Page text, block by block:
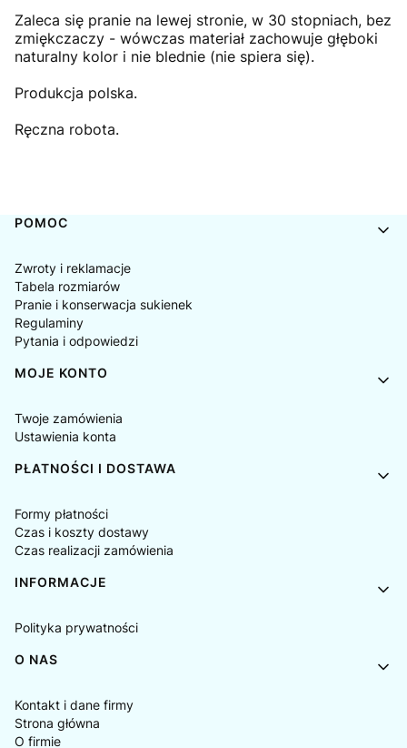
Zaleca się pranie na lewej stronie, w 30 stopniach, bez
zmiękczaczy - wówczas materiał zachowuje głęboki
naturalny kolor i nie blednie (nie spiera się).
Produkcja polska.
Ręczna robota.
Linki w stopce
POMOC
Zwroty i reklamacje
Tabela rozmiarów
Pranie i konserwacja sukienek
Regulaminy
Pytania i odpowiedzi
MOJE KONTO
Twoje zamówienia
Ustawienia konta
PŁATNOŚCI I DOSTAWA
Formy płatności
Czas i koszty dostawy
Czas realizacji zamówienia
INFORMACJE
Polityka prywatności
O NAS
Kontakt i dane firmy
Strona główna
O firmie